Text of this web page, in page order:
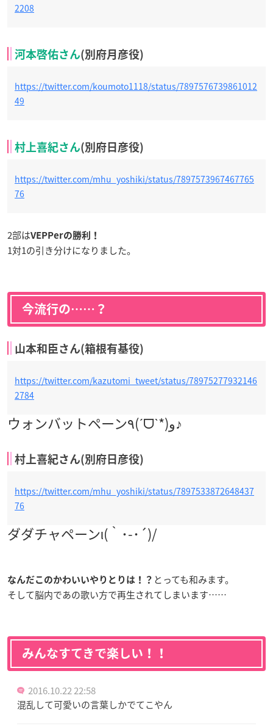
2208
河本啓佑さん(別府月彦役)
https://twitter.com/koumoto1118/status/7897576739861012
49
村上喜紀さん(別府日彦役)
https://twitter.com/mhu_yoshiki/status/7897573967467765
76
2部はVEPPerの勝利！
1対1の引き分けになりました。
今流行の……？
山本和臣さん(箱根有基役)
https://twitter.com/kazutomi_tweet/status/78975277932146
2784
ウォンバットペーン٩(ˊᗜˋ*)و♪
村上喜紀さん(別府日彦役)
https://twitter.com/mhu_yoshiki/status/7897533872648437
76
ダダチャペーンι(｀･-･´)/
なんだこのかわいいやりとりは！？ とっても和みます。
そして脳内であの歌い方で再生されてしまいます……
みんなすてきで楽しい！！
2016.10.22 22:58
混乱して可愛いの言葉しかでてこやん